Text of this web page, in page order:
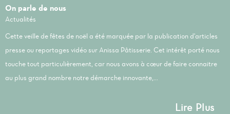
On parle de nous
Actualités
Cette veille de fêtes de noël a été marquée par la publication d'articles
presse ou reportages vidéo sur Anissa Pâtisserie. Cet intérêt porté nous
touche tout particulièrement, car nous avons à cœur de faire connaitre
au plus grand nombre notre démarche innovante,...
Lire Plus